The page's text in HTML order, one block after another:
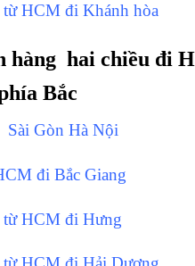
từ HCM đi Khánh hòa
hàng hai chiều đi
Bắc
Sài Gòn Hà Nội
đi Bắc Giang
từ HCM đi Hưng